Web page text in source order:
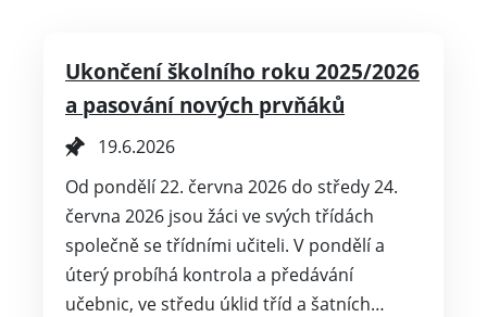
Ukončení školního roku 2025/2026
a pasování nových prvňáků
19.6.2026
Od pondělí 22. června 2026 do středy 24.
června 2026 jsou žáci ve svých třídách
společně se třídními učiteli. V pondělí a
úterý probíhá kontrola a předávání
učebnic, ve středu úklid tříd a šatních…